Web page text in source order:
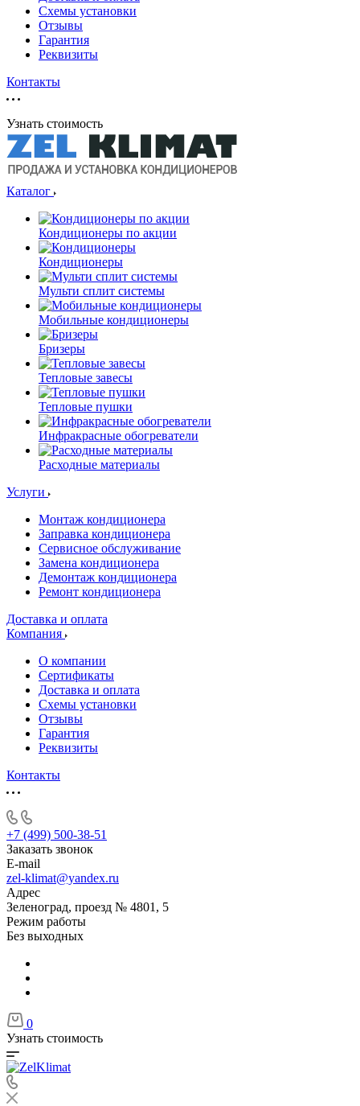
Схемы установки
Отзывы
Гарантия
Реквизиты
Контакты
Узнать стоимость
Каталог
Кондиционеры по акции
Кондиционеры
Мульти сплит системы
Мобильные кондиционеры
Бризеры
Тепловые завесы
Тепловые пушки
Инфракрасные обогреватели
Расходные материалы
Услуги
Монтаж кондиционера
Заправка кондиционера
Сервисное обслуживание
Замена кондиционера
Демонтаж кондиционера
Ремонт кондиционера
Доставка и оплата
Компания
О компании
Сертификаты
Доставка и оплата
Схемы установки
Отзывы
Гарантия
Реквизиты
Контакты
+7 (499) 500-38-51
Заказать звонок
E-mail
zel-klimat@yandex.ru
Адрес
Зеленоград, проезд № 4801, 5
Режим работы
Без выходных
0
Узнать стоимость